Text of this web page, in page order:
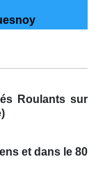
Roulants sur
et dans le 80